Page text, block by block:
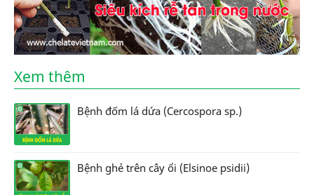
Xem thêm
Bệnh đốm lá dứa (Cercospora sp.)
Bệnh ghẻ trên cây ổi (Elsinoe psidii)